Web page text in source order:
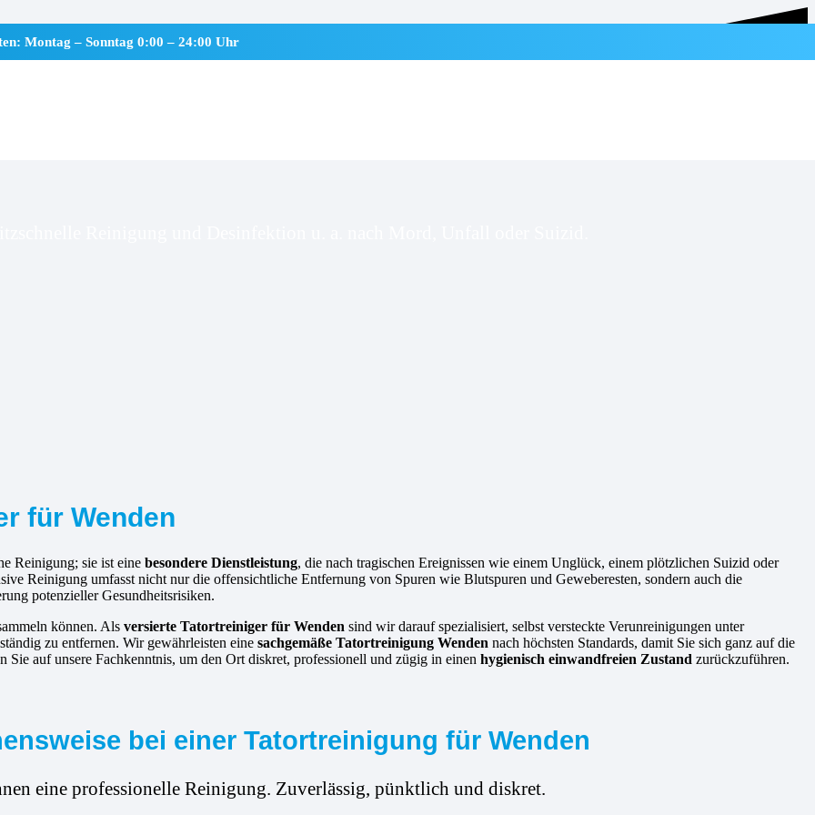
Montag – Sonntag 0:00 – 24:00 Uhr
Reinigung und Desinfektion u. a. nach Mord, Unfall oder Suizid.
für Wenden
Reinigung; sie ist eine besondere Dienstleistung, die nach tragischen Ereignissen wie einem Unglück, einem plötzlichen Suizid oder
Reinigung umfasst nicht nur die offensichtliche Entfernung von Spuren wie Blutspuren und Geweberesten, sondern auch die
potenzieller Gesundheitsrisiken.
können. Als versierte Tatortreiniger für Wenden sind wir darauf spezialisiert, selbst versteckte Verunreinigungen unter
zu entfernen. Wir gewährleisten eine sachgemäße Tatortreinigung Wenden nach höchsten Standards, damit Sie sich ganz auf die
auf unsere Fachkenntnis, um den Ort diskret, professionell und zügig in einen hygienisch einwandfreien Zustand zurückzuführen.
bei einer Tatortreinigung für Wenden
eine professionelle Reinigung. Zuverlässig, pünktlich und diskret.